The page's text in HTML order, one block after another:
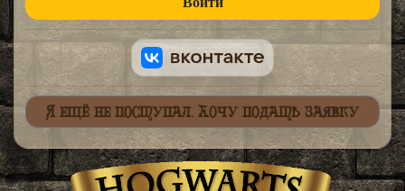
Я ещё не поступал. Хочу подать заявку